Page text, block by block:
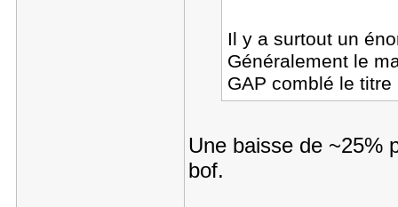
Il y a surtout un
Généralement le
GAP comblé le
Une baisse de ~25%
bof.